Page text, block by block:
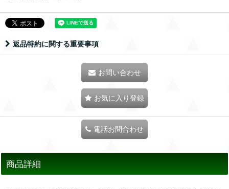
返品特約に関する重要事項
お問い合わせ
お気に入り登録
電話お問合わせ
商品詳細